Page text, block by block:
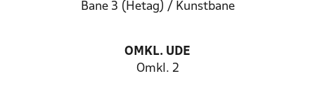
Bane 3 (Hetag) / Kunstbane
OMKL. UDE
Omkl. 2